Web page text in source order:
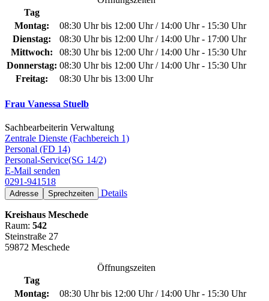
Tag
Montag:
08:30 Uhr bis 12:00 Uhr / 14:00 Uhr - 15:30 Uhr
Dienstag:
08:30 Uhr bis 12:00 Uhr / 14:00 Uhr - 17:00 Uhr
Mittwoch:
08:30 Uhr bis 12:00 Uhr / 14:00 Uhr - 15:30 Uhr
Donnerstag: 08:30 Uhr bis 12:00 Uhr / 14:00 Uhr - 15:30 Uhr
Freitag:
08:30 Uhr bis 13:00 Uhr
Frau Vanessa Stuelb
Sachbearbeiterin Verwaltung
Zentrale Dienste (Fachbereich 1)
Personal (FD 14)
Personal-Service(SG 14/2)
E-Mail senden
0291-941518
Adresse Sprechzeiten Details
Kreishaus Meschede
Raum: 542
Steinstraße 27
59872 Meschede
Öffnungszeiten
Tag
Montag:
08:30 Uhr bis 12:00 Uhr / 14:00 Uhr - 15:30 Uhr